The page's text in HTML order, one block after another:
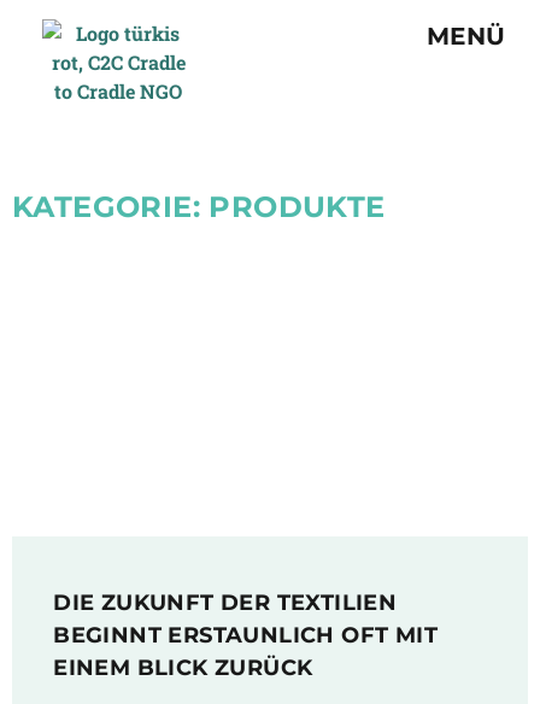
MENÜ
KATEGORIE: PRODUKTE
DIE ZUKUNFT DER TEXTILIEN
BEGINNT ERSTAUNLICH OFT MIT
EINEM BLICK ZURÜCK